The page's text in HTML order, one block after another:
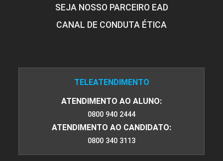
SEJA NOSSO PARCEIRO EAD
CANAL DE CONDUTA ÉTICA
TELEATENDIMENTO
ATENDIMENTO AO ALUNO:
0800 940 2444
ATENDIMENTO AO CANDIDATO:
0800 340 3113